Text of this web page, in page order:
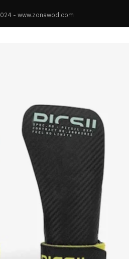
- www.zonawod.com